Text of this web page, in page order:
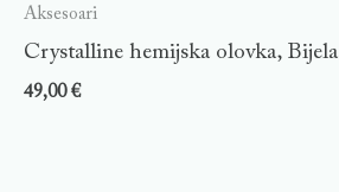
Aksesoari
Crystalline hemijska olovka, Bijela
49,00€